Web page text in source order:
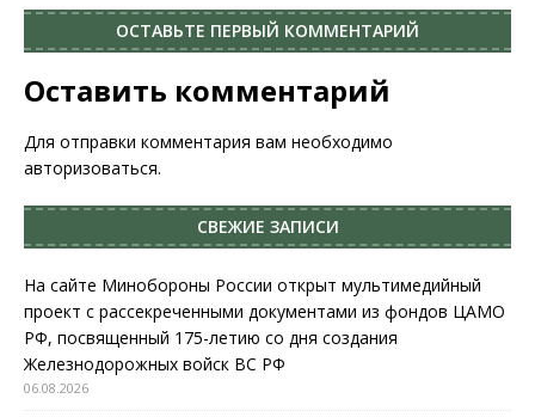
ОСТАВЬТЕ ПЕРВЫЙ КОММЕНТАРИЙ
Оставить комментарий
Для отправки комментария вам необходимо
авторизоваться.
СВЕЖИЕ ЗАПИСИ
На сайте Минобороны России открыт мультимедийный
проект с рассекреченными документами из фондов ЦАМО
РФ, посвященный 175-летию со дня создания
Железнодорожных войск ВС РФ
06.08.2026